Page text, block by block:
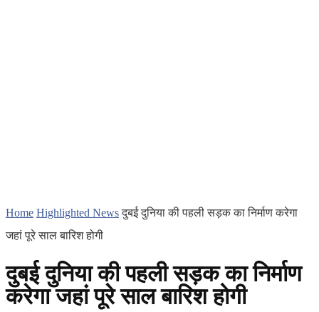
Home Highlighted News दुबई दुनिया की पहली सड़क का निर्माण करेगा
जहां पूरे साल बारिश होगी
दुबई दुनिया की पहली सड़क का निर्माण
करेगा जहां पूरे साल बारिश होगी